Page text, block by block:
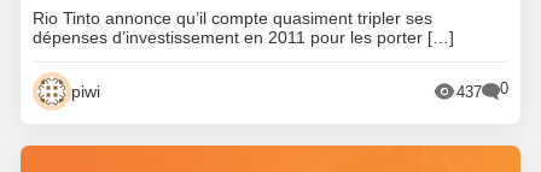
Rio Tinto annonce qu’il compte quasiment tripler ses
dépenses d’investissement en 2011 pour les porter […]
piwi 437 0